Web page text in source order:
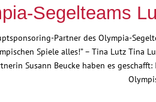
Segelteams
Partner des Olympia-
Spiele alles!” – Tina Lutz Tina
Susann Beucke haben es